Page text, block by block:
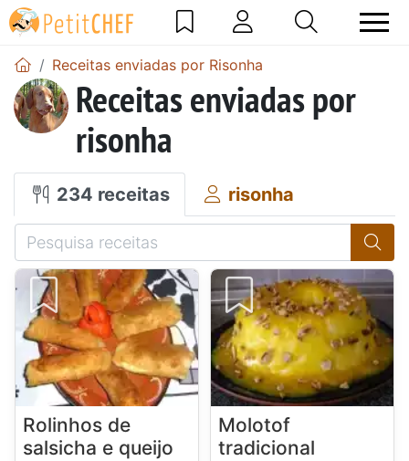
Receitas enviadas por Risonha
Receitas enviadas por
risonha
234 receitas risonha
Rolinhos de
salsicha e queijo
Molotof
tradicional